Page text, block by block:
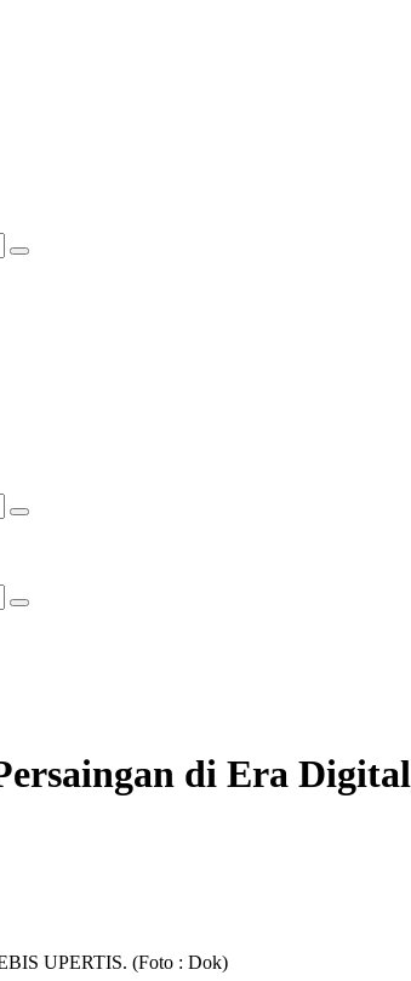
di Era
UPERTIS. (Foto : Dok)